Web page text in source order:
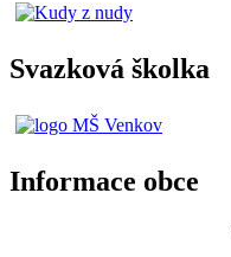
Svazková školka
Informace obce